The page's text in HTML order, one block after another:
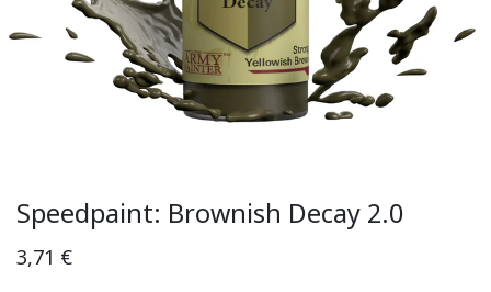
Speedpaint: Brownish Decay 2.0
3,71 €